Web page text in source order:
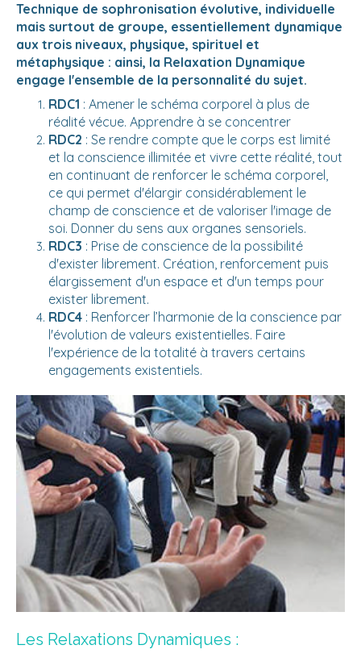
Technique de sophronisation évolutive, individuelle
mais surtout de groupe, essentiellement dynamique
aux trois niveaux, physique, spirituel et
métaphysique : ainsi, la Relaxation Dynamique
engage l'ensemble de la personnalité du sujet.
RDC1 : Amener le schéma corporel à plus de
réalité vécue. Apprendre à se concentrer
RDC2 : Se rendre compte que le corps est limité
et la conscience illimitée et vivre cette réalité, tout
en continuant de renforcer le schéma corporel,
ce qui permet d'élargir considérablement le
champ de conscience et de valoriser l'image de
soi. Donner du sens aux organes sensoriels.
RDC3 : Prise de conscience de la possibilité
d'exister librement. Création, renforcement puis
élargissement d'un espace et d'un temps pour
exister librement.
RDC4 : Renforcer l’harmonie de la conscience par
l'évolution de valeurs existentielles. Faire
l'expérience de la totalité à travers certains
engagements existentiels.
Les Relaxations Dynamiques :